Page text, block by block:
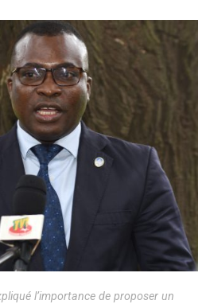
l’importance de proposer un